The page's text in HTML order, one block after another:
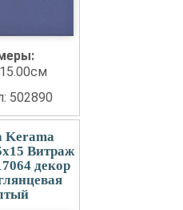
502890
Kerama
Витраж
декор